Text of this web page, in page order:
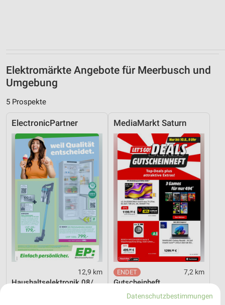
Elektromärkte Angebote für Meerbusch und
Umgebung
5 Prospekte
ElectronicPartner
12,9 km
Haushaltselektronik 08/2026
MediaMarkt Saturn
7,2 km
Gutscheinheft
Gültig bis Mo. 10.08.
Datenschutzbestimmungen